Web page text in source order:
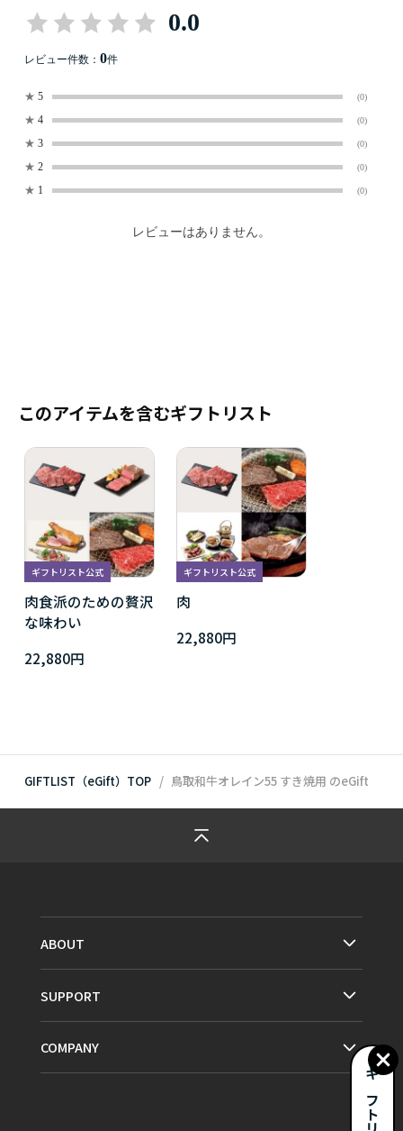
0.0
レビュー件数： 0件
★ 5 (0)
★ 4 (0)
★ 3 (0)
★ 2 (0)
★ 1 (0)
レビューはありません。
このアイテムを含むギフトリスト
ギフトリスト公式
肉食派のための贅沢
な味わい
22,880円
ギフトリスト公式
肉
22,880円
GIFTLIST（eGift）TOP 鳥取和牛オレイン55 すき焼用 のeGift
ABOUT
SUPPORT
COMPANY